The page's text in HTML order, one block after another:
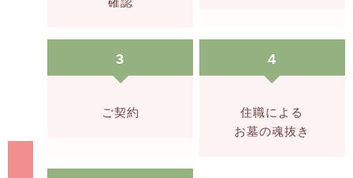
3
ご契約
4
住職による
お墓の魂抜き